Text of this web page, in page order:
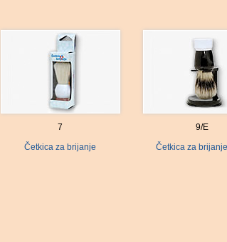
7
Četkica za brijanje
9/E
Četkica za